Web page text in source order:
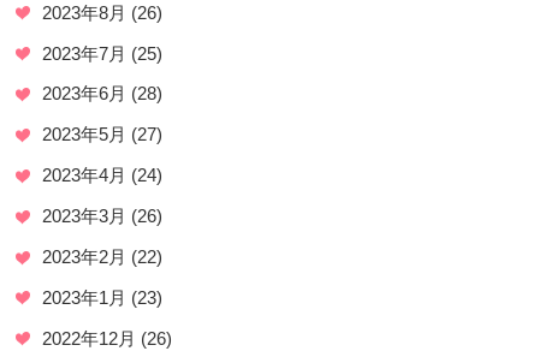
2023年8月 (26)
2023年7月 (25)
2023年6月 (28)
2023年5月 (27)
2023年4月 (24)
2023年3月 (26)
2023年2月 (22)
2023年1月 (23)
2022年12月 (26)